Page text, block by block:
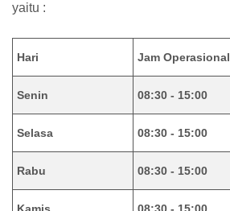
yaitu :
Hari Jam Operasional
Senin 08:30 - 15:00
Selasa 08:30 - 15:00
Rabu 08:30 - 15:00